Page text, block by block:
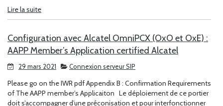
Lire la suite
Configuration avec Alcatel OmniPCX (OxO et OxE) :
AAPP Member’s Application certified Alcatel
29 mars 2021 Connexion serveur SIP
Please go on the IWR pdf Appendix B : Confirmation Requirements
of The AAPP member’s Applicaiton Le déploiement de ce portier
doit s’accompagner d’une préconisation et pour interfonctionner